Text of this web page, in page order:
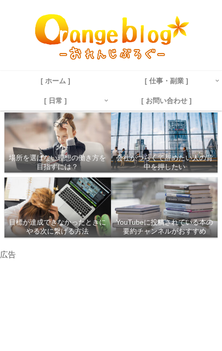
[ ホーム ] [ 仕事・副業 ]
[ 日常 ] [ お問い合わせ ]
場所を選ばない理想の働き方を
目指すには？
会社がつらくて辞めたい人の背
中を押したい
目標が達成できなかったときに
やる次に繋げる方法
YouTubeに投稿されている本の
要約チャンネルがおすすめ
広告